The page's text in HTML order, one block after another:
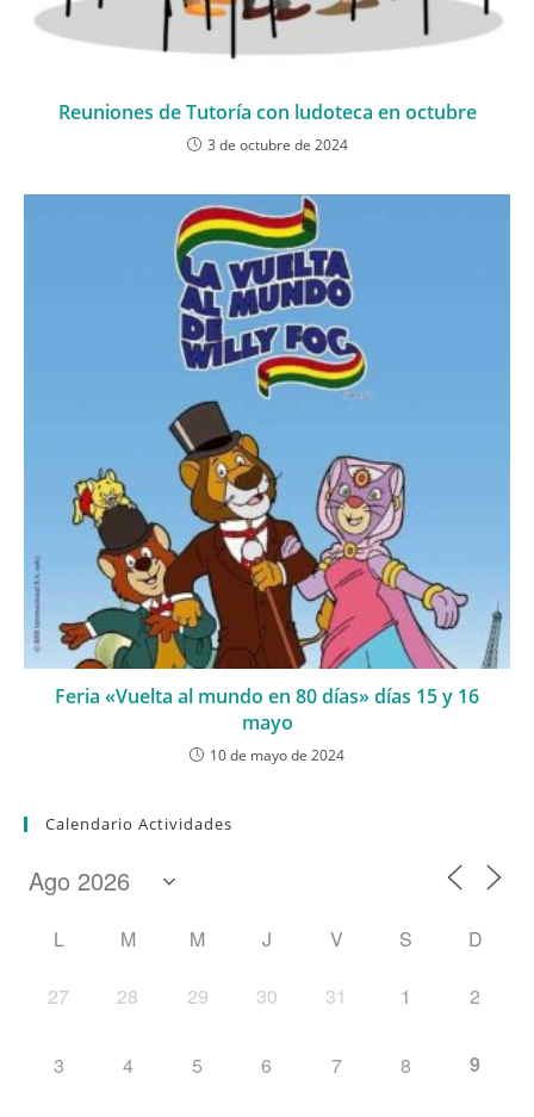
Reuniones de Tutoría con ludoteca en octubre
3 de octubre de 2024
Feria «Vuelta al mundo en 80 días» días 15 y 16
mayo
10 de mayo de 2024
Calendario Actividades
L M M J V S D
27 28 29 30 31 1 2
3 4 5 6 7 8 9